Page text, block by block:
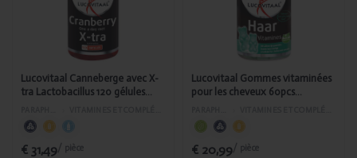
Lactobacillus
120 gélules
PL_AS372/390
Lucovitaal Canneberge avec X-
tra Lactobacillus 120 gélules
€ 31,49/ pièce
pour les
cheveux
Lucovitaal Gommes vitaminées
pour les cheveux 60pcs
€ 20,99/ pièce